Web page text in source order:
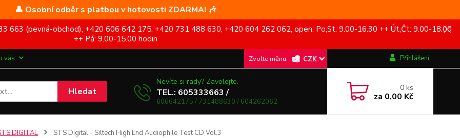
👤 Osobní odběr s platbou v hotovosti ZDARMA! 🎶
663 (pevná-obchod), +420 606 642 175, +420 731 488 630, +420 604 262 062, open: Po,St: 9.00-16.30 ++ Út,Čt: 9.00-18.00
++ Pá: 9.00-15.00 hodin
vás CZK Přihlášení
Hledat
Nevíte si rady? Zavolejte.
TEL.: 605333663 /
606642175 / 731488630 / 604262062
0ks
za 0,00 Kč
DIGITAL STS Digital - Siltech High End Audiophile Test CD Vol.3